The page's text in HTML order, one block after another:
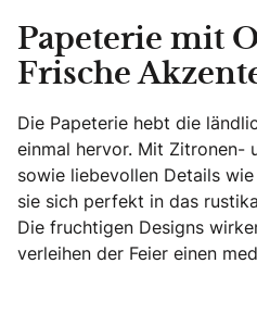
Papeterie mit
Frische
Die Papeterie hebt die
einmal hervor. Mit Zitronen-
sowie liebevollen Details
sie sich perfekt in das
Die fruchtigen Designs
verleihen der Feier einen